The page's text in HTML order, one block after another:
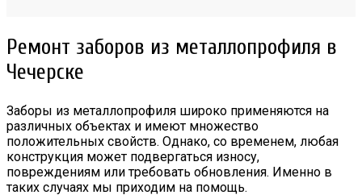
Ремонт заборов из металлопрофиля в
Чечерске
Заборы из металлопрофиля широко применяются на
различных объектах и имеют множество
положительных свойств. Однако, со временем, любая
конструкция может подвергаться износу,
повреждениям или требовать обновления. Именно в
таких случаях мы приходим на помощь.